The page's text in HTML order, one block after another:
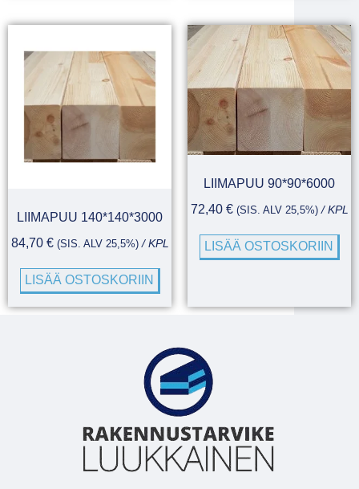
LIIMAPUU 140*140*3000
84,70 € (SIS. ALV 25,5%)/ KPL
LISÄÄ OSTOSKORIIN
LIIMAPUU 90*90*6000
72,40 € (SIS. ALV 25,5%)/ KPL
LISÄÄ OSTOSKORIIN